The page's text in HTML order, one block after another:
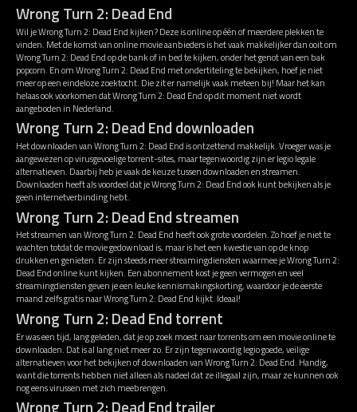
Wrong Turn 2: Dead End
Wil je Wrong Turn 2: Dead End kijken? Deze is online op één of meerdere plekken te
vinden. Met de komst van online movie aanbieders is het vaak makkelijker dan ooit om
Wrong Turn 2: Dead End op de bank of in bed te kijken, onder het genot van een bak
popcorn. En om Wrong Turn 2: Dead End met ondertiteling te bekijken, hoef je niet
meer op een eindeloze zoektocht. Die zit er namelijk vaak meteen bij! Maar het kan
helaas ook voorkomen dat Wrong Turn 2: Dead End op dit moment niet wordt
aangeboden in Nederland.
Wrong Turn 2: Dead End downloaden
Het downloaden van Wrong Turn 2: Dead End is ontzettend makkelijk. Vroeger was je
aangewezen op virusgevoelige torrent-sites, maar tegenwoordig zijn er legio legale
alternatieven. Daarbij heb je vaak de keuze tussen downloaden en streamen.
Downloaden heeft als voordeel dat je Wrong Turn 2: Dead End ook kunt bekijken als je
geen internetverbinding hebt.
Wrong Turn 2: Dead End streamen
Het streamen van Wrong Turn 2: Dead End heeft ook grote voordelen. Zo hoef je niet te
wachten totdat de movie gedownload is, maar is het een kwestie van op de knop
drukken en genieten. Er zijn steeds meer streamingdiensten waarmee je Wrong Turn 2:
Dead End online kunt kijken. Een abonnement kost je geen vermogen en veel
streamingdiensten geven je een leuke kennismakingskorting, waardoor je de eerste
maand zelfs gratis naar Wrong Turn 2: Dead End kijkt. Ideaal!
Wrong Turn 2: Dead End torrent
Er was een tijd, lang geleden, dat je op zoek moest naar torrents om een movie online te
downloaden. Dat is al lang niet meer zo. Er zijn tegenwoordig legio goede, veilige
alternatieven voor het bekijken of downloaden van Wrong Turn 2: Dead End. Handig,
want die torrents hebben niet alleen als nadeel dat ze illegaal zijn, maar ze kunnen ook
nog eens virussen met zich meebrengen.
Wrong Turn 2: Dead End trailer